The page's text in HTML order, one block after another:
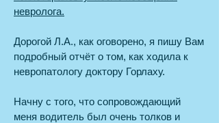
невролога.
Дорогой Л.А., как оговорено, я пишу Вам
подробный отчёт о том, как ходила к
невропатологу доктору Горлаху.
Начну с того, что сопровождающий
меня водитель был очень толков и